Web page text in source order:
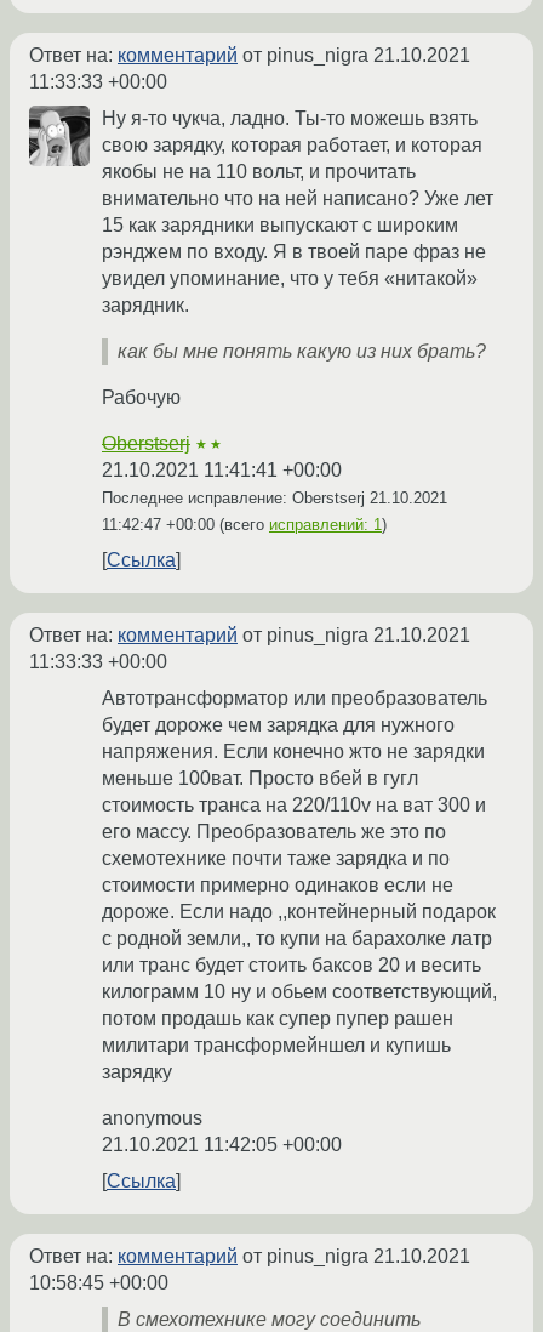
Ответ на: комментарий от pinus_nigra 21.10.2021
11:33:33 +00:00
Ну я-то чукча, ладно. Ты-то можешь взять
свою зарядку, которая работает, и которая
якобы не на 110 вольт, и прочитать
внимательно что на ней написано? Уже лет
15 как зарядники выпускают с широким
рэнджем по входу. Я в твоей паре фраз не
увидел упоминание, что у тебя «нитакой»
зарядник.
как бы мне понять какую из них брать?
Рабочую
Oberstserj ★★
21.10.2021 11:41:41 +00:00
Последнее исправление: Oberstserj 21.10.2021
11:42:47 +00:00 (всего исправлений: 1)
Ссылка
Ответ на: комментарий от pinus_nigra 21.10.2021
11:33:33 +00:00
Автотрансформатор или преобразователь
будет дороже чем зарядка для нужного
напряжения. Если конечно жто не зарядки
меньше 100ват. Просто вбей в гугл
стоимость транса на 220/110v на ват 300 и
его массу. Преобразователь же это по
схемотехнике почти таже зарядка и по
стоимости примерно одинаков если не
дороже. Если надо ,,контейнерный подарок
с родной земли,, то купи на барахолке латр
или транс будет стоить баксов 20 и весить
килограмм 10 ну и обьем соответствующий,
потом продашь как супер пупер рашен
милитари трансформейншел и купишь
зарядку
anonymous
21.10.2021 11:42:05 +00:00
Ссылка
Ответ на: комментарий от pinus_nigra 21.10.2021
10:58:45 +00:00
В смехотехнике могу соединить